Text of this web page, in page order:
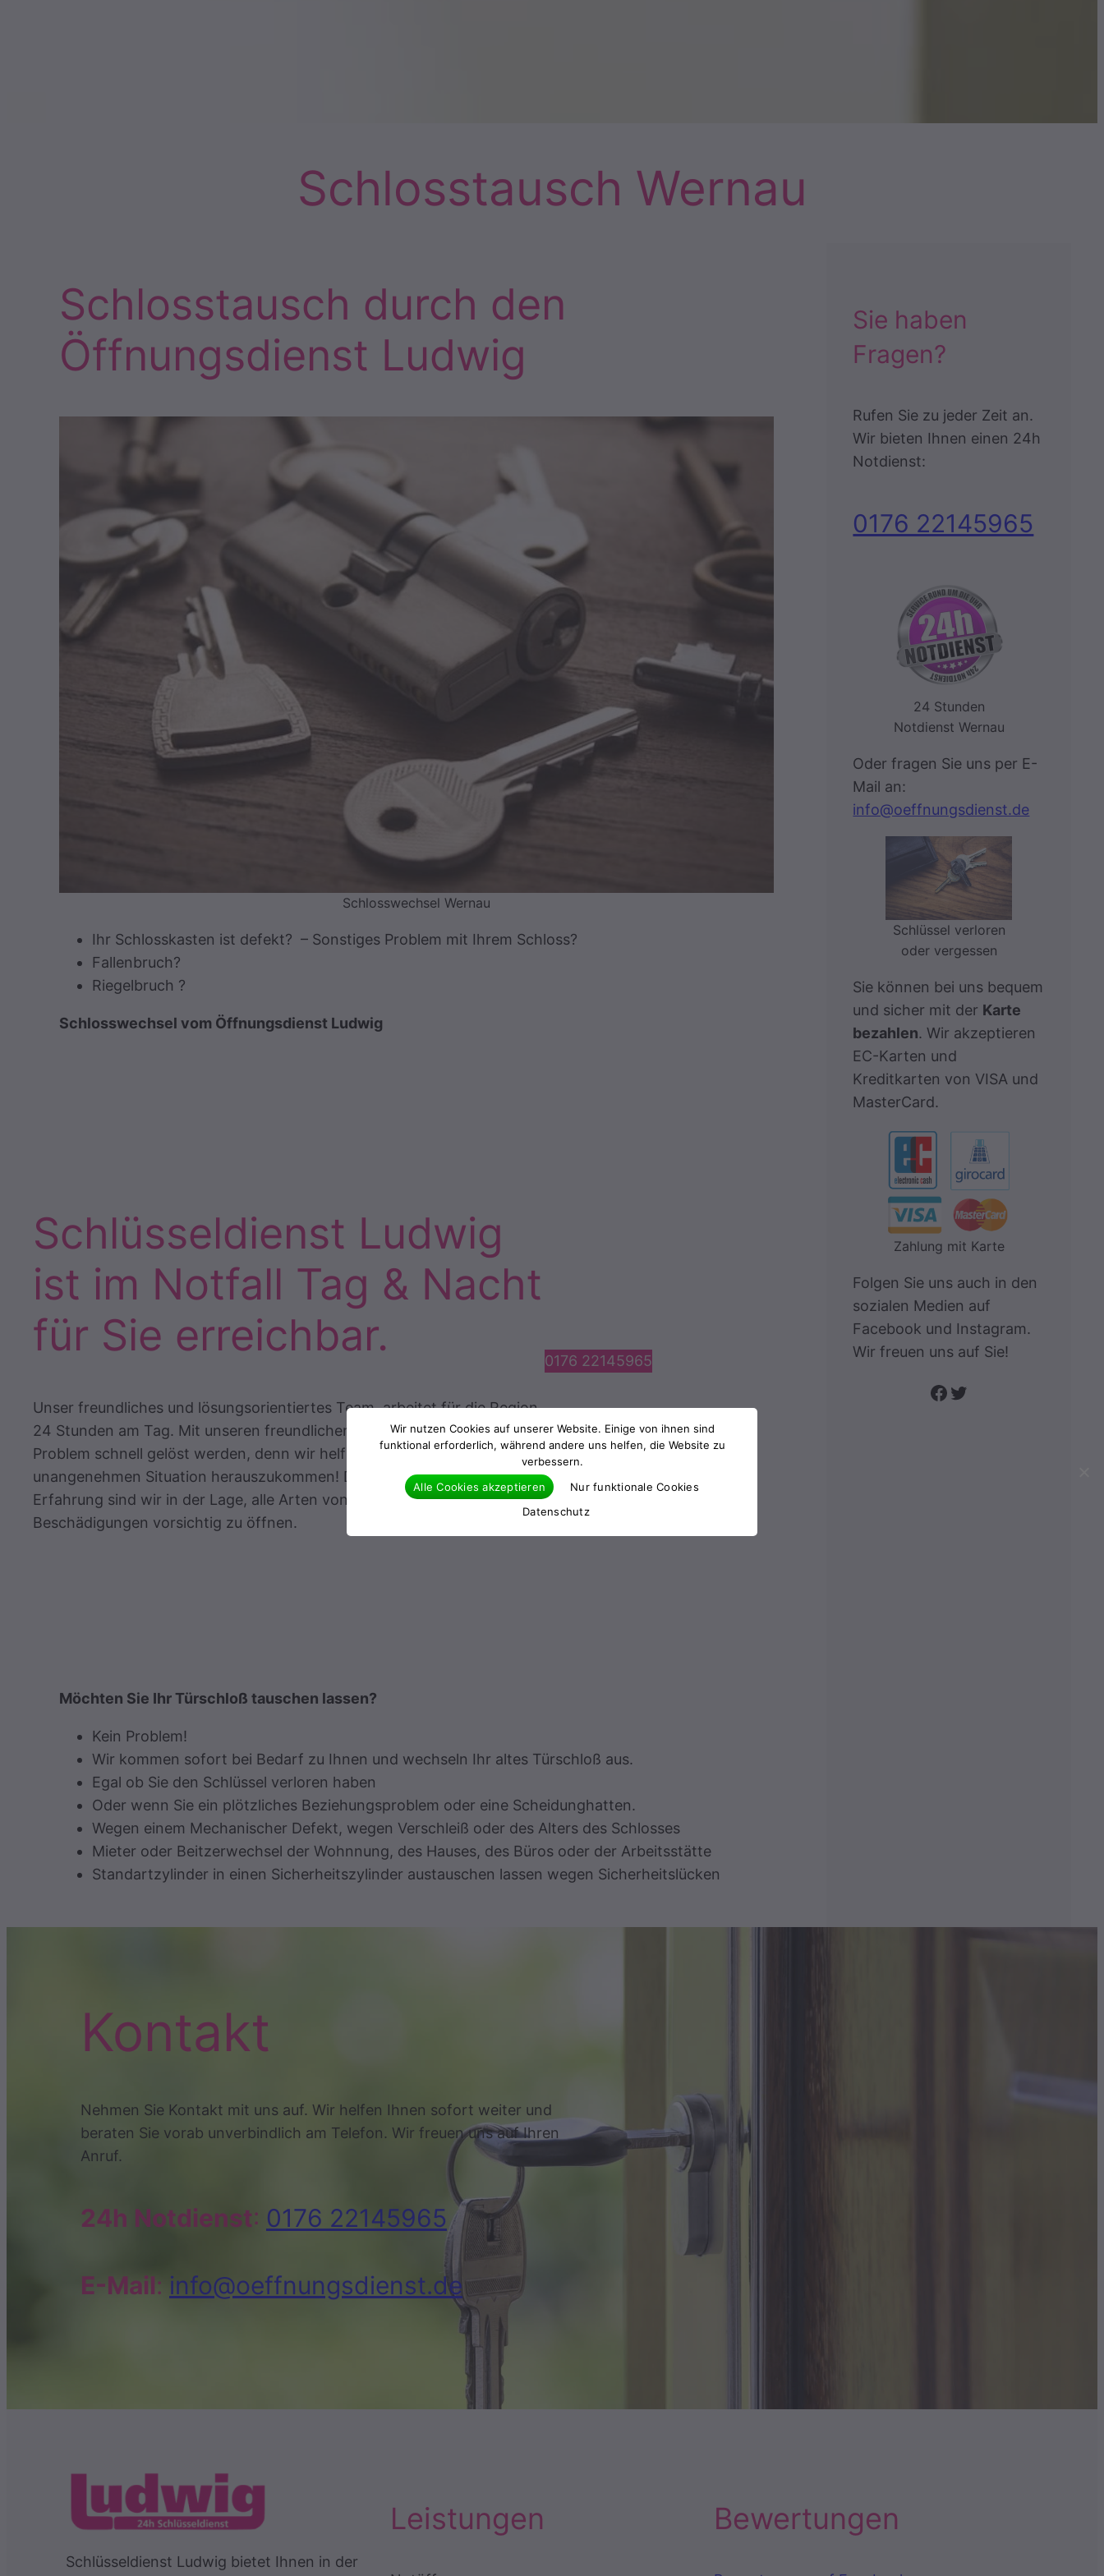
Schlosstausch Wernau
Schlosstausch durch den
Öffnungsdienst Ludwig
Schlosswechsel Wernau
Ihr Schlosskasten ist defekt? – Sonstiges Problem mit Ihrem Schloss?
Fallenbruch?
Riegelbruch ?
Schlosswechsel vom Öffnungsdienst Ludwig
Schlüsseldienst Ludwig
ist im Notfall Tag & Nacht
für Sie erreichbar.
Unser freundliches und lösungsorientiertes Team, arbeitet für die Region
24 Stunden am Tag. Mit unseren freundlichen Mitarbeitern kann das
Problem schnell gelöst werden, denn wir helfen Ihnen, schnell aus einer
unangenehmen Situation herauszukommen! Dank unserer langjährigen
Erfahrung sind wir in der Lage, alle Arten von Türen ohne
Beschädigungen vorsichtig zu öffnen.
0176 22145965
Möchten Sie Ihr Türschloß tauschen lassen?
Kein Problem!
Wir kommen sofort bei Bedarf zu Ihnen und wechseln Ihr altes Türschloß aus.
Egal ob Sie den Schlüssel verloren haben
Oder wenn Sie ein plötzliches Beziehungsproblem oder eine Scheidunghatten.
Wegen einem Mechanischer Defekt, wegen Verschleiß oder des Alters des Schlosses
Mieter oder Beitzerwechsel der Wohnnung, des Hauses, des Büros oder der Arbeitsstätte
Standartzylinder in einen Sicherheitszylinder austauschen lassen wegen Sicherheitslücken
Sie haben
Fragen?
Rufen Sie zu jeder Zeit an.
Wir bieten Ihnen einen 24h
Notdienst:
0176 22145965
24 Stunden
Notdienst Wernau
Oder fragen Sie uns per E-
Mail an:
info@oeffnungsdienst.de
Schlüssel verloren
oder vergessen
Sie können bei uns bequem
und sicher mit der Karte
bezahlen. Wir akzeptieren
EC-Karten und
Kreditkarten von VISA und
MasterCard.
Zahlung mit Karte
Folgen Sie uns auch in den
sozialen Medien auf
Facebook und Instagram.
Wir freuen uns auf Sie!
Folge uns auf Facebook Twitter
Kontakt
Nehmen Sie Kontakt mit uns auf. Wir helfen Ihnen sofort weiter und
beraten Sie vorab unverbindlich am Telefon. Wir freuen uns auf Ihren
Anruf.
24h Notdienst: 0176 22145965
E-Mail: info@oeffnungsdienst.de
Schlüsseldienst Ludwig bietet Ihnen in der
Leistungen Bewertungen
Wir nutzen Cookies auf unserer Website. Einige von ihnen sind
funktional erforderlich, während andere uns helfen, die Website zu
verbessern.
Alle Cookies akzeptieren
Nur funktionale Cookies
Datenschutz